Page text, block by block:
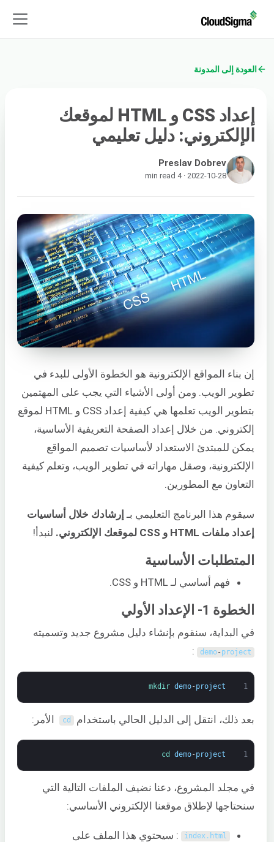
العودة إلى المدونة
إعداد CSS و HTML لموقعك
الإلكتروني: دليل تعليمي
Preslav Dobrev
2022-10-28 · 4 min read
إن بناء المواقع الإلكترونية هو الخطوة الأولى للبدء في
تطوير الويب. ومن أولى الأشياء التي يجب على المهتمين
بتطوير الويب تعلمها هي كيفية إعداد CSS و HTML لموقع
إلكتروني. من خلال إعداد الصفحة التعريفية الأساسية،
يمكن للمبتدئ الاستعداد لأساسيات تصميم المواقع
الإلكترونية، وصقل مهاراته في تطوير الويب، وتعلم كيفية
التعاون مع المطورين.
سيقوم هذا البرنامج التعليمي بـ إرشادك خلال أساسيات
إعداد ملفات HTML و CSS لموقعك الإلكتروني.
لنبدأ!
المتطلبات الأساسية
فهم أساسي لـ HTML و CSS.
الخطوة 1- الإعداد الأولي
في البداية، سنقوم بإنشاء دليل مشروع جديد وتسميته
demo- project
:
1
mkdir demo-project
بعد ذلك، انتقل إلى الدليل الحالي باستخدام cd الأمر:
1
cd demo-project
في مجلد المشروع، دعنا نضيف الملفات التالية التي
سنحتاجها لإطلاق موقعنا الإلكتروني الأساسي:
index . html
: سيحتوي هذا الملف على